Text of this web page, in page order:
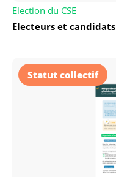
Election du CSE
Electeurs et
Statut collectif